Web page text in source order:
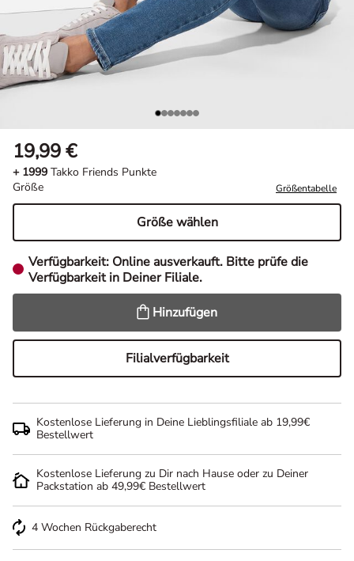
19,99 €
+ 1999 Takko Friends Punkte
Größe
Größentabelle
Größe wählen
Verfügbarkeit: Online ausverkauft. Bitte prüfe die
Verfügbarkeit in Deiner Filiale.
Hinzufügen
Filialverfügbarkeit
Kostenlose Lieferung in Deine Lieblingsfiliale ab 19,99€
Bestellwert
Kostenlose Lieferung zu Dir nach Hause oder zu Deiner
Packstation ab 49,99€ Bestellwert
4 Wochen Rückgaberecht